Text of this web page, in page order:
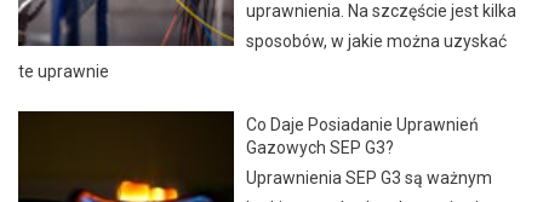
uprawnienia. Na szczęście jest kilka
sposobów, w jakie można uzyskać
te uprawnie
Co Daje Posiadanie Uprawnień
Gazowych SEP G3?
Uprawnienia SEP G3 są ważnym